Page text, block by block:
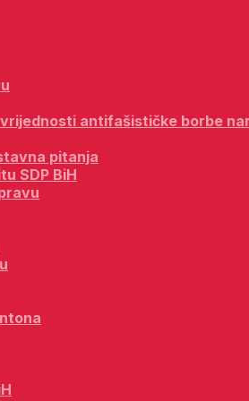
antifašističke borbe
pitanja
SDP BiH